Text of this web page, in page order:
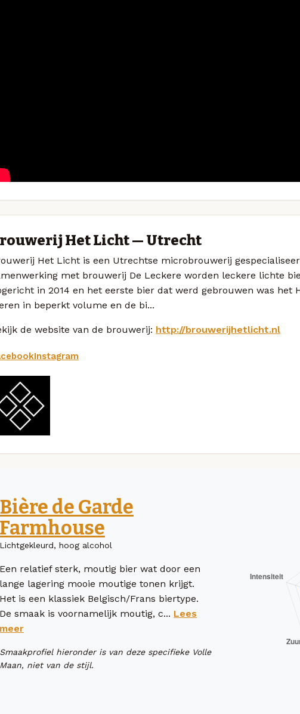
Het Licht — Utrecht
Het Licht is een Utrechtse microbrouwerij
met brouwerij De Leckere worden leckere lichte
in 2014 en het eerste bier dat werd gebrouwen was
in beperkt volume en de bi...
de website van de brouwerij: http://brouwerijhetlicht.nl
Instagram
Bière de Garde
Farmhouse
Lichtgekleurd, hoog alcohol
Een relatief sterk, moutig bier wat door een
lange lagering mooie moutige tonen krijgt.
Het is een klassiek Belgisch/Frans biertype.
De smaak is voornamelijk moutig, c... Lees
meer
Smaakprofiel hieronder is van deze specifieke Volle
Maan, niet van de stijl.